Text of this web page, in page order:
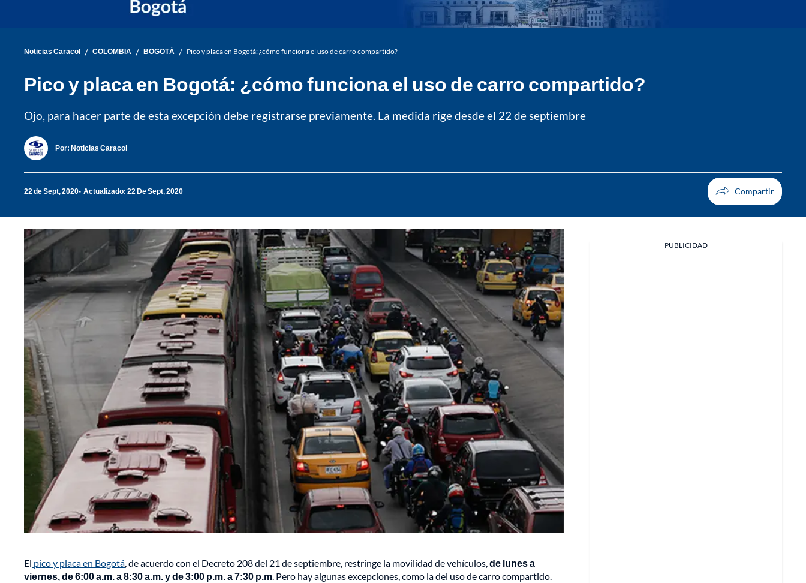
Noticias Caracol / COLOMBIA / BOGOTÁ / Pico y placa en Bogotá: ¿cómo funciona el uso de carro compartido?
Pico y placa en Bogotá: ¿cómo funciona el uso de carro compartido?
Ojo, para hacer parte de esta excepción debe registrarse previamente. La medida rige desde el 22 de septiembre
Por: Noticias Caracol
22 de Sept, 2020 Actualizado: 22 De Sept, 2020
El pico y placa en Bogotá, de acuerdo con el Decreto 208 del 21 de septiembre, restringe la movilidad de vehículos,de lunes a
viernes, de 6:00 a.m. a 8:30 a.m. y de 3:00 p.m. a 7:30 p.m. Pero hay algunas excepciones, como la del uso de carro compartido.
PUBLICIDAD